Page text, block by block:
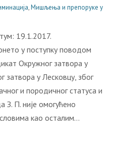
,Мишљења и препоруке у
19.1.2017.
у поступку поводом
Окружног затвора у
затвора у Лесковцу, због
и породичног статуса и
З. П. није омогућено
као осталим…